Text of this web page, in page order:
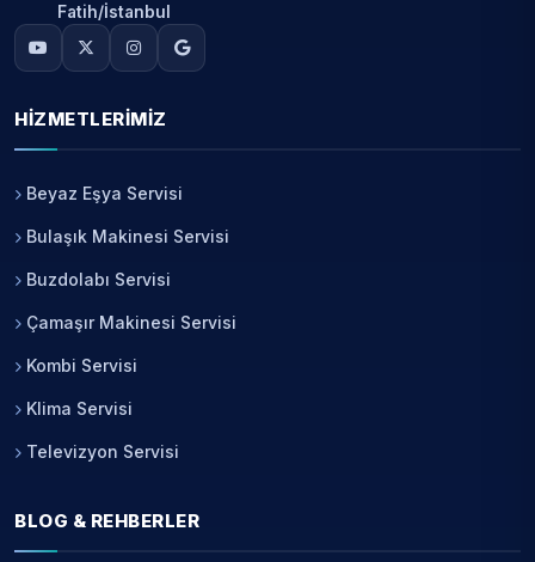
Fatih/İstanbul
HIZMETLERIMIZ
Beyaz Eşya Servisi
Bulaşık Makinesi Servisi
Buzdolabı Servisi
Çamaşır Makinesi Servisi
Kombi Servisi
Klima Servisi
Televizyon Servisi
BLOG & REHBERLER